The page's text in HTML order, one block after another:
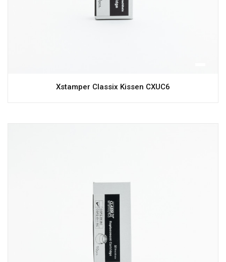
Xstamper Classix Kissen CXUC6